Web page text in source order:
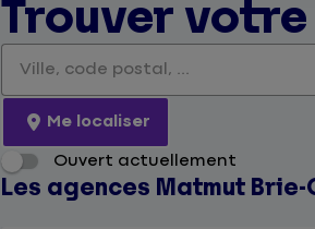
Trouver
Veuillez renseigner une adresse
Me localiser
Ouvert actuellement
Les agences Matmut